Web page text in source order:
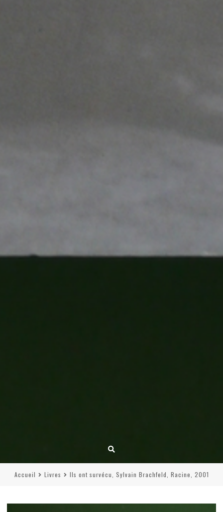
Accueil Livres Ils ont survécu, Sylvain Brachfeld, Racine, 2001